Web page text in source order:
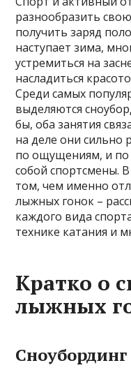
разнообразить
получить заряд
наступает зима,
устремиться на
насладиться
Среди самых
выделяются
бы, оба занятия
на деле они сильно
по ощущениям, и по
собой спортсмены.
том, чем именно
лыжных гонок –
каждого вида
технике катания и
Кратко о
лыжных
Сноубординг